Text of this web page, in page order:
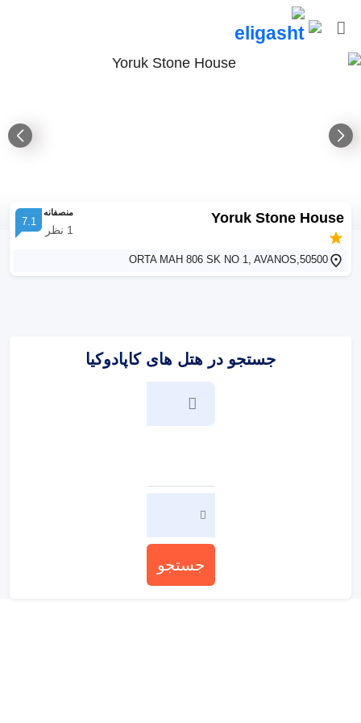
Yoruk Stone House منصفانه
1 نظر
7.1
ORTA MAH 806 SK NO 1, AVANOS,50500
جستجو در هتل های کاپادوکیا
جستجو